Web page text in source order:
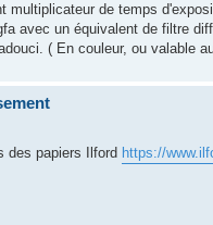
de temps
avec un équivalent de filtre
( En couleur, ou valable
des papiers Ilford https://